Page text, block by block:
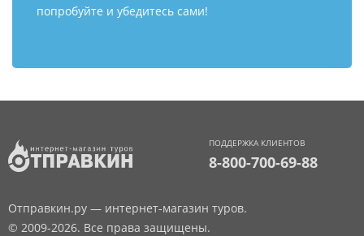
попробуйте и убедитесь сами!
ПОДДЕРЖКА КЛИЕНТОВ
8-800-700-69-88
Отправкин.ру — интернет-магазин туров.
© 2009-2026. Все права защищены.